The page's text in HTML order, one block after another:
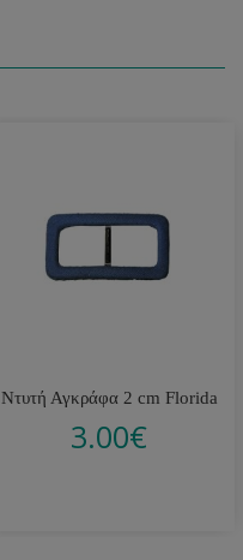
Ντυτή Αγκράφα 2 cm Florida
3.00€